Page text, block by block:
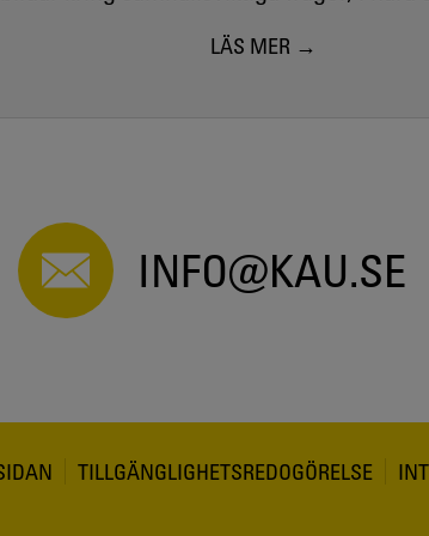
LÄS MER
INFO@KAU.SE
TILLGÄNGLIGHETSREDOGÖRELSE